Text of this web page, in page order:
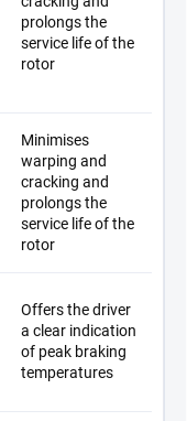
prolongs the
service life of the
rotor
Minimises
warping and
cracking and
prolongs the
service life of the
rotor
Offers the driver
a clear indication
of peak braking
temperatures